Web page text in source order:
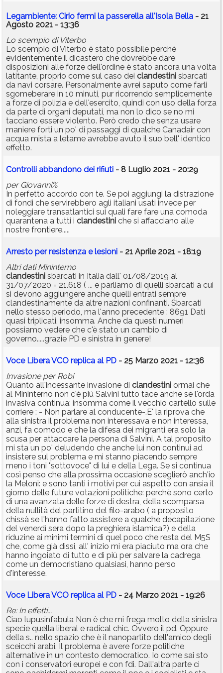
Legambiente: Cirio fermi la passerella all'Isola Bella - 21
Agosto 2021 - 13:36
Lo scempio di Viterbo
Lo scempio di Viterbo è stato possibile perchè
evidentemente il dicastero che dovrebbe dare
disposizioni alle forze dell'ordine è stato ancora una volta
latitante, proprio come sul caso dei clandestini sbarcati
da navi corsare. Personalmente avrei saputo come farli
sgomeberare in 10 minuti, pur ricorrendo semplicemente
a forze di polizia e dell'esercito, quindi con uso della forza
da parte di organi deputati, ma non lo dico se no mi
tacciano essere violento. Però credo che senza usare
maniere forti un po' di passaggi di qualche Canadair con
acqua mista a letame avrebbe avuto il suo bell' identico
effetto.
Controlli abbandono dei rifiuti - 8 Luglio 2021 - 20:29
per Giovanni%
In perfetto accordo con te. Se poi aggiungi la distrazione
di fondi che servirebbero agli italiani usati invece per
noleggiare transatlantici sui quali fare fare una comoda
quarantena a tutti i clandestini che si affacciano alle
nostre frontiere.....
Arresto per resistenza e lesioni - 21 Aprile 2021 - 18:19
Altri dati Mininterno
clandestini sbarcati in Italia dall' 01/08/2019 al
31/07/2020 = 21.618 ( ... e parliamo di quelli sbarcati a cui
si devono aggiungere anche quelli entrati sempre
clandestinamente da altre nazioni confinanti. Sbarcati
nello stesso periodo, ma l'anno precedente : 8691 Dati
quasi triplicati, insomma. Anche da questi numeri
possiamo vedere che c'è stato un cambio di
governo.....grazie PD e sinistra in genere!
Voce Libera VCO replica al PD - 25 Marzo 2021 - 12:36
Invasione per Robi
Quanto all'incessante invasione di clandestini ormai che
al Mininterno non c'è più Salvini tutto tace anche se l'orda
invasiva continua: insomma come il vecchio cartello sulle
corriere : - Non parlare al conducente-.E' la riprova che
alla sinistra il problema non interessava e non interessa,
anzi, fa comodo e che la difesa dei migranti era solo la
scusa per attaccare la persona di Salvini. A tal proposito
mi sta un po' deludendo che anche lui non continui ad
insistere sul problema e mi stanno piacendo sempre
meno i toni "sottovoce" di lui e della Lega. Se si continua
così penso che alla prossima occasione sceglierò anch'io
la Meloni: e sono tanti i motivi per cui aspetto con ansia il
giorno delle future votazioni politiche: perchè sono certo
di una avanzata delle forze di destra, della scomparsa
della nullità del partitino del filo-arabo ( a proposito
chissà se l'hanno fatto assistere a qualche decapitazione
del venerdì sera dopo la preghiera islamica?) e della
riduzine ai minimi termini di quel poco che resta del M5S
che, come già dissi, all' inizio mi era piaciuto ma ora che
hanno ingoiato di tutto e di più per salvare la cadrega
come un democristiano qualsiasi, hanno perso
d'interesse.
Voce Libera VCO replica al PD - 24 Marzo 2021 - 19:26
Re: In effetti...
Ciao lupusinfabula Non è che mi frega molto della sinistra
specie quella liberal e radical chic. Ovvero il pd. Oppure
della s.. nello spazio che è il nanopartito dell'amico degli
sceicchi arabi. Il problema è avere forze politiche
alternative in un contesto democratico. Io come sai sto
con i conservatori europei e con fdi. Dall'altra parte ci